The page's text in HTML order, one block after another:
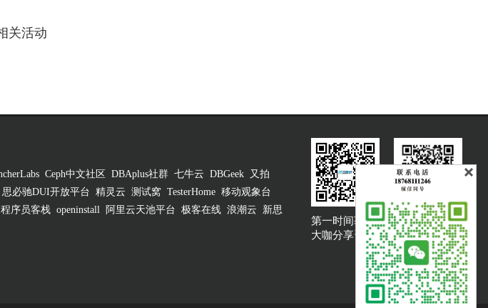
关活动
Ceph中文社区 DBAplus社群 七牛云 DBGeek
又拍
思必驰DUI开放平台 精灵云 测试窝 TesterHome 移动观象台
程序员客栈 openinstall 阿里云天池平台 极客在线 浪潮云
新思
第一时间获取
大咖分享资讯
大咖说吐槽客服